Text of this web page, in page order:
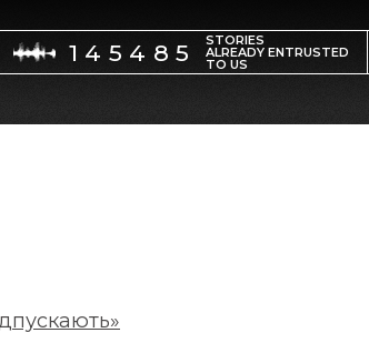
145485 STORIES
ALREADY ENTRUSTED
TO US